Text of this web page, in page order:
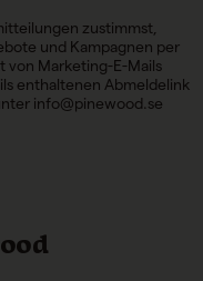
zustimmst,
und Kampagnen per
von Marketing-E-Mails
enthaltenen Abmeldelink
info@pinewood.se